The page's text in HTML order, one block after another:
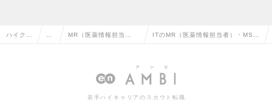
ハイクラ MR（医薬情報担当
売担当者）
ITのMR（医薬情報担当者）・MS
人情報一覧
若手ハイキャリアのスカウト転職